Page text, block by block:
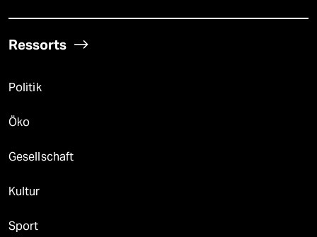
Ressorts
Politik
Öko
Gesellschaft
Kultur
Sport